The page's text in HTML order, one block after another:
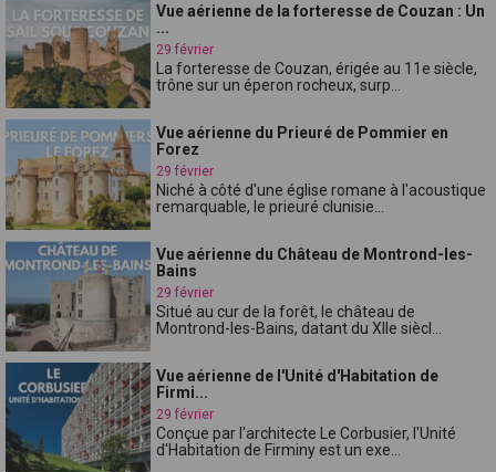
Vue aérienne de la forteresse de Couzan : Un
...
29 février
La forteresse de Couzan, érigée au 11e siècle,
trône sur un éperon rocheux, surp...
Vue aérienne du Prieuré de Pommier en
Forez
29 février
Niché à côté d'une église romane à l'acoustique
remarquable, le prieuré clunisie...
Vue aérienne du Château de Montrond-les-
Bains
29 février
Situé au cur de la forêt, le château de
Montrond-les-Bains, datant du XIIe siècl...
Vue aérienne de l'Unité d'Habitation de
Firmi...
29 février
Conçue par l'architecte Le Corbusier, l'Unité
d'Habitation de Firminy est un exe...